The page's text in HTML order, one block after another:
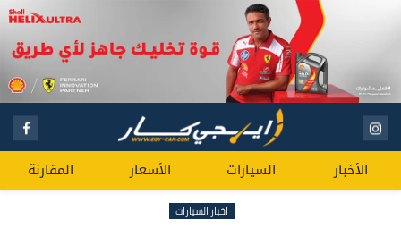
الأخبار السيارات الأسعار المقارنة
اخبار السيارات